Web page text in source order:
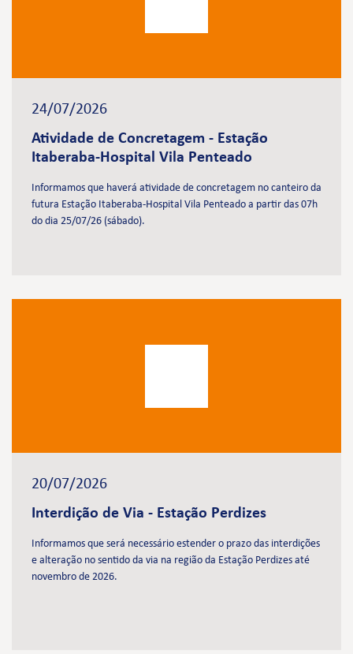
24/07/2026
Atividade de Concretagem - Estação
Itaberaba-Hospital Vila Penteado
Informamos que haverá atividade de concretagem no canteiro da
futura Estação Itaberaba-Hospital Vila Penteado a partir das 07h
do dia 25/07/26 (sábado).
20/07/2026
Interdição de Via - Estação Perdizes
Informamos que será necessário estender o prazo das interdições
e alteração no sentido da via na região da Estação Perdizes até
novembro de 2026.